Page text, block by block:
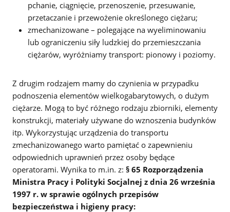
pchanie, ciągnięcie, przenoszenie, przesuwanie,
przetaczanie i przewożenie określonego ciężaru;
zmechanizowane – polegające na wyeliminowaniu
lub ograniczeniu siły ludzkiej do przemieszczania
ciężarów, wyróżniamy transport: pionowy i poziomy.
Z drugim rodzajem mamy do czynienia w przypadku
podnoszenia elementów wielkogabarytowych, o dużym
ciężarze. Mogą to być różnego rodzaju zbiorniki, elementy
konstrukcji, materiały używane do wznoszenia budynków
itp. Wykorzystując urządzenia do transportu
zmechanizowanego warto pamiętać o zapewnieniu
odpowiednich uprawnień przez osoby będące
operatorami. Wynika to m.in. z: § 65 Rozporządzenia
Ministra Pracy i Polityki Socjalnej z dnia 26 września
1997 r. w sprawie ogólnych przepisów
bezpieczeństwa i higieny pracy: